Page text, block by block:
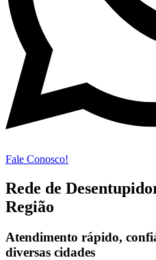
Fale Conosco!
Rede de
Região
Atendimento rápido,
diversas cidades